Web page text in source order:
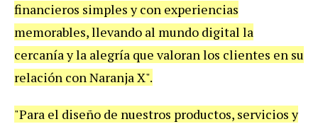
financieros simples y con experiencias
memorables, llevando al mundo digital la
cercanía y la alegría que valoran los clientes en su
relación con Naranja X".
"Para el diseño de nuestros productos, servicios y